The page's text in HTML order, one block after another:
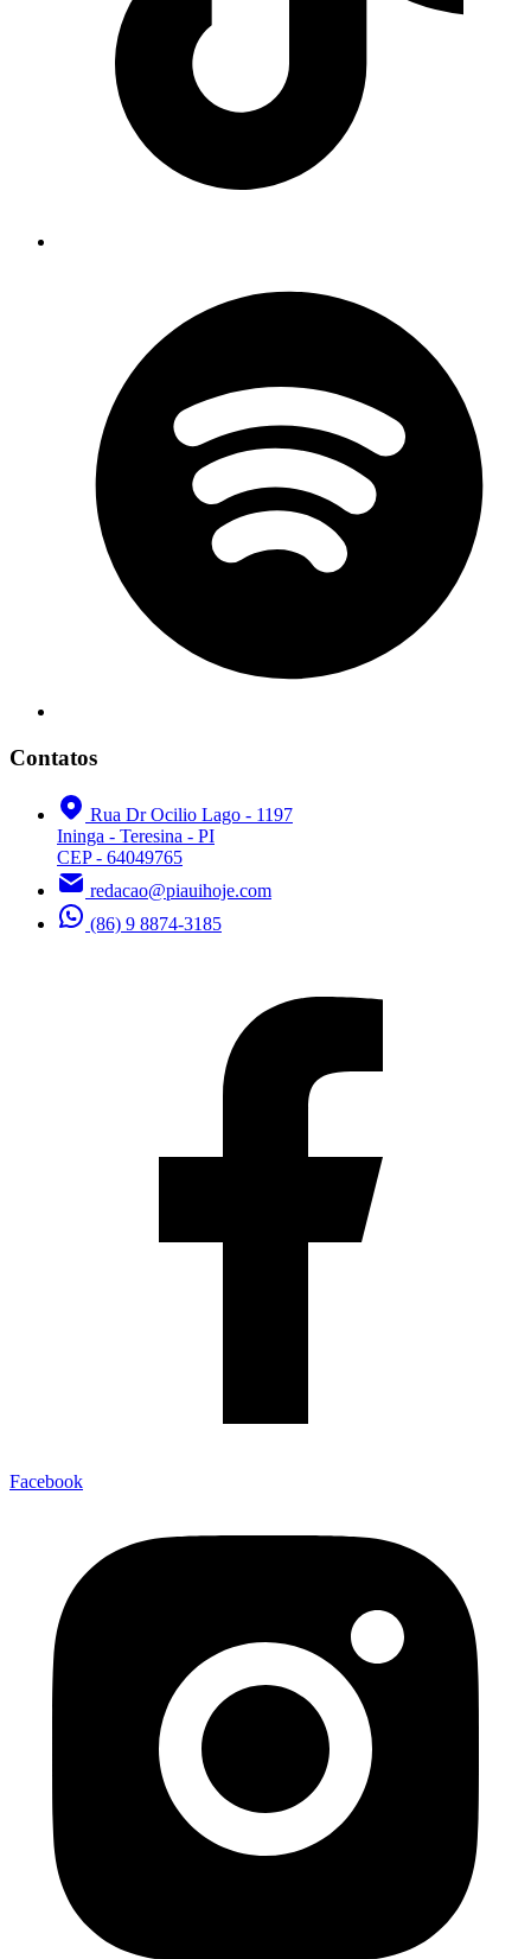
Contatos
Rua Dr Ocilio Lago - 1197
Ininga - Teresina - PI
CEP - 64049765
redacao@piauihoje.com
(86) 9 8874-3185
Facebook